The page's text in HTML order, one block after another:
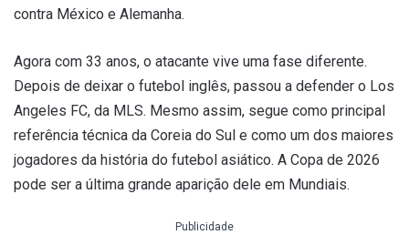
contra México e Alemanha.
Agora com 33 anos, o atacante vive uma fase diferente.
Depois de deixar o futebol inglês, passou a defender o Los
Angeles FC, da MLS. Mesmo assim, segue como principal
referência técnica da Coreia do Sul e como um dos maiores
jogadores da história do futebol asiático. A Copa de 2026
pode ser a última grande aparição dele em Mundiais.
Publicidade